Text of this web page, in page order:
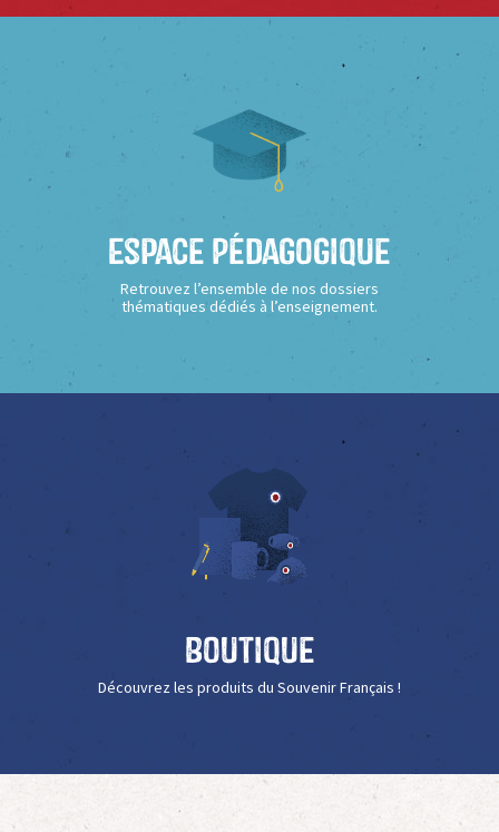
Espace Pédagogique
Retrouvez l’ensemble de nos dossiers
thématiques dédiés à l’enseignement.
Boutique
Découvrez les produits du Souvenir Français !